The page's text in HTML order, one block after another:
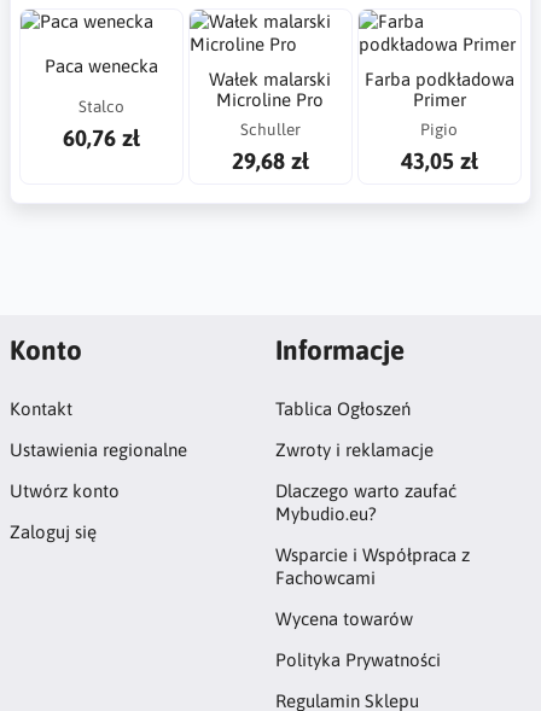
Paca wenecka
Stalco
60,76 zł
Wałek malarski
Microline Pro
Schuller
29,68 zł
Farba podkładowa
Primer
Pigio
43,05 zł
Konto
Kontakt
Ustawienia regionalne
Utwórz konto
Zaloguj się
Informacje
Tablica Ogłoszeń
Zwroty i reklamacje
Dlaczego warto zaufać
Mybudio.eu?
Wsparcie i Współpraca z
Fachowcami
Wycena towarów
Polityka Prywatności
Regulamin Sklepu